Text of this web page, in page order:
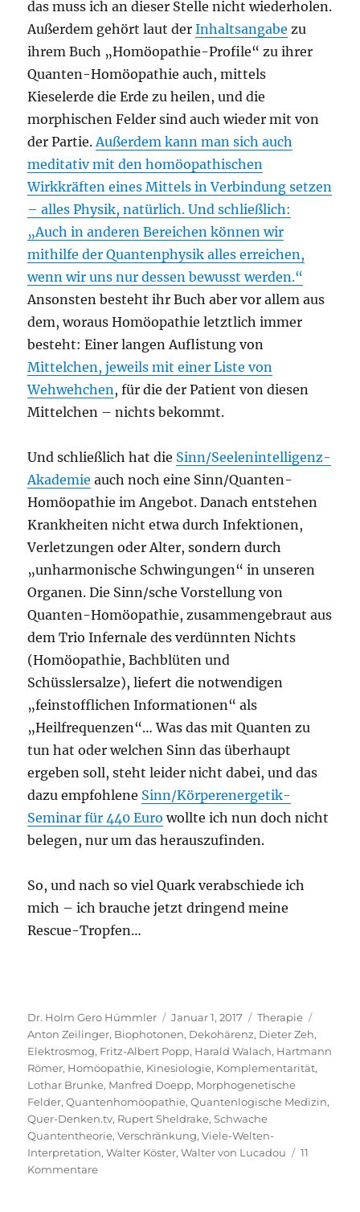
das muss ich an dieser Stelle nicht wiederholen.
Außerdem gehört laut derInhaltsangabe zu
ihrem Buch „Homöopathie-Profile“ zu ihrer
Quanten-Homöopathie auch, mittels
Kieselerde die Erde zu heilen, und die
morphischen Felder sind auch wieder mit von
der Partie. Außerdem kann man sich auch
meditativ mit den homöopathischen
Wirkkräften eines Mittels in Verbindung setzen
– alles Physik, natürlich. Und schließlich:
„Auch in anderen Bereichen können wir
mithilfe der Quantenphysik alles erreichen,
wenn wir uns nur dessen bewusst werden.“
Ansonsten besteht ihr Buch aber vor allem aus
dem, woraus Homöopathie letztlich immer
besteht: Einer langen Auflistung von
Mittelchen, jeweils mit einer Liste von
Wehwehchen , für die der Patient von diesen
Mittelchen – nichts bekommt.
Und schließlich hat die Sinn/Seelenintelligenz-
Akademie auch noch eine Sinn/Quanten-
Homöopathie im Angebot. Danach entstehen
Krankheiten nicht etwa durch Infektionen,
Verletzungen oder Alter, sondern durch
„unharmonische Schwingungen“ in unseren
Organen. Die Sinn/sche Vorstellung von
Quanten-Homöopathie, zusammengebraut aus
dem Trio Infernale des verdünnten Nichts
(Homöopathie, Bachblüten und
Schüsslersalze), liefert die notwendigen
„feinstofflichen Informationen“ als
„Heilfrequenzen“… Was das mit Quanten zu
tun hat oder welchen Sinn das überhaupt
ergeben soll, steht leider nicht dabei, und das
dazu empfohlene Sinn/Körperenergetik-
Seminar für 440 Euro wollte ich nun doch nicht
belegen, nur um das herauszufinden.
So, und nach so viel Quark verabschiede ich
mich – ich brauche jetzt dringend meine
Rescue-Tropfen…
Autor
Dr. Holm Gero Hümmler
Veröffentlicht
am
Januar 1, 2017 Kategorien
Therapie
Anton Zeilinger, Biophotonen, Dekohärenz, Dieter Zeh,
Elektrosmog, Fritz-Albert Popp, Harald Walach, Hartmann
Römer, Homöopathie, Kinesiologie, Komplementarität,
Lothar Brunke, Manfred Doepp, Morphogenetische
Felder,Quantenhomöopathie,Quantenlogische Medizin,
Quer-Denken.tv, Rupert Sheldrake,Schwache
Quantentheorie,Verschränkung,Viele-Welten-
Interpretation,Walter Köster,Walter von Lucadou
11
Kommentarezu